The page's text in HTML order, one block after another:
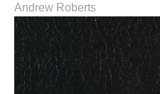
Andrew Roberts